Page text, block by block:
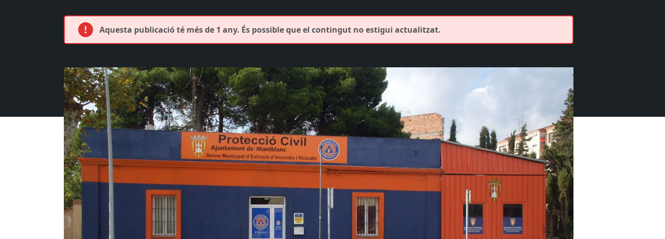
Aquesta publicació té més de 1 any. És possible que el contingut no estigui actualitzat.